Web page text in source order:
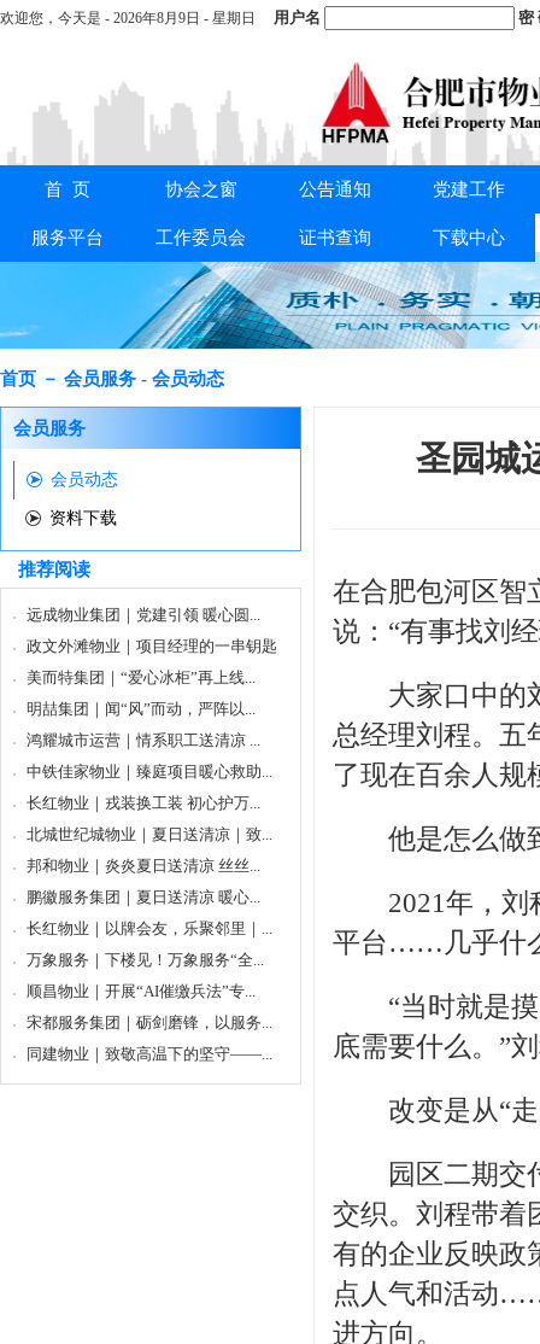
欢迎您， 今天是 - 2026年8月9日 - 星期日 用户名 密
首 页 协会之窗 公告通知 党建工作
服务平台 工作委员会 证书查询 下载中心
重要通知： 关于交纳2025年度会费的通知
首页 － 会员服务 - 会员动态
会员服务
会员动态
资料下载
推荐阅读
远成物业集团｜党建引领 暖心圆...
政文外滩物业｜项目经理的一串钥匙
美而特集团｜“爱心冰柜”再上线...
明喆集团｜闻“风”而动，严阵以...
鸿耀城市运营｜情系职工送清凉 ...
中铁佳家物业｜臻庭项目暖心救助...
长红物业｜戎装换工装 初心护万...
北城世纪城物业｜夏日送清凉｜致...
邦和物业｜炎炎夏日送清凉 丝丝...
鹏徽服务集团｜夏日送清凉 暖心...
长红物业｜以牌会友，乐聚邻里｜...
万象服务｜下楼见！万象服务“全...
顺昌物业｜开展“AI催缴兵法”专...
宋都服务集团｜砺剑磨锋，以服务...
同建物业｜致敬高温下的坚守——...
圣园城
在合肥包河区智
说：“有事找刘
大家口中的刘
总经理刘程。五
了现在百余人规
他是怎么做到
2021年，刘程
平台……几乎什
“当时就是摸
底需要什么。”
改变是从“走
园区二期交付
交织。刘程带着
有的企业反映政
点人气和活动
进方向。